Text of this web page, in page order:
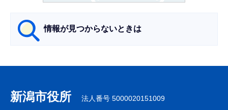
情報が見つからないときは
ナ
ビ
新潟市役所 法人番号 5000020151009